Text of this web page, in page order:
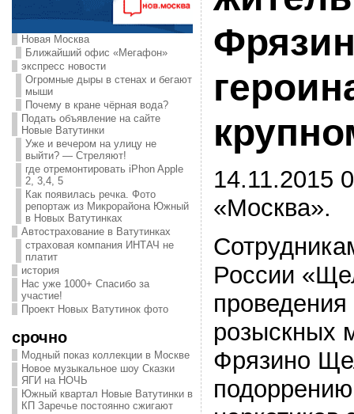
Новая Москва
Ближайший офис «Мегафон»
экспресс новости
Огромные дыры в стенах и бегают
мыши
Почему в кране чёрная вода?
Подать объявление на сайте
Новые Ватутинки
Уже и вечером на улицу не
выйти? — Стреляют!
где отремонтировать iPhon Apple
2, 3,4, 5
Как появилась речка. Фото
репортаж из Микрорайона Южный
в Новых Ватутинках
Автострахование в Ватутинках
страховая компания ИНТАЧ не
платит
история
Нас уже 1000+ Спасибо за
участие!
Проект Новых Ватутинок фото
срочно
Модный показ коллекции в Москве
Новое музыкальное шоу Сказки
ЯГИ на НОЧЬ
Южный квартал Новые Ватутинки в
КП Заречье постоянно сжигают
14.11.2015
«Москва».
России
розыскных
Фрязино